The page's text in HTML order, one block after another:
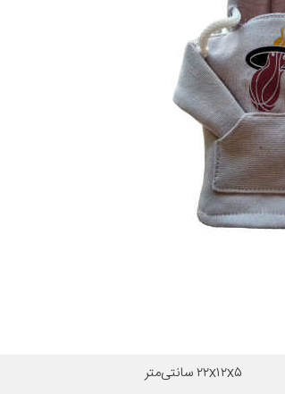
۲۲x۱۲x۵ سانتی‌متر